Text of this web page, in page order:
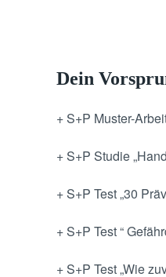
Dein
+ S+P Muster-
+ S+P Studie
+ S+P Test „30
+ S+P Test “
+ S+P Test „Wie